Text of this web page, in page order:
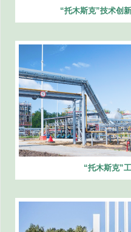
“托木斯克”技术创
“托木斯克”